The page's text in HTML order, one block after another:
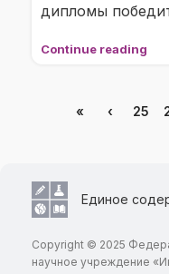
дипломы
Continue reading
« ‹ 25
Единое
Copyright © 2025
научное учреждение